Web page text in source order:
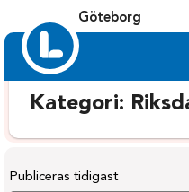
Göteborg
Kategori:
Publiceras tidigast